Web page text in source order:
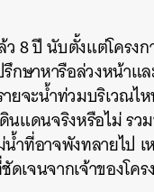
8 ปี นับตั้งแต่โครงก
กษาหารือล่วงหน้าแ
ยจะน้ำท่วมบริเวณไ
นแดนจริงหรือไม่ รว
ำที่อาจพังทลายไป เ
เจนจากเจ้าของโคร